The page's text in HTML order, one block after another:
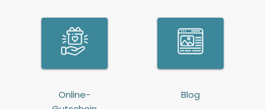
Online-
Blog